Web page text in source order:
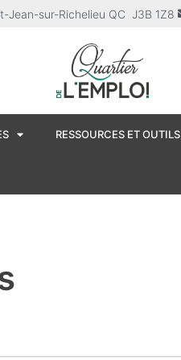
Jean-sur-Richelieu QC J3B 1Z8
RESSOURCES ET OUTILS